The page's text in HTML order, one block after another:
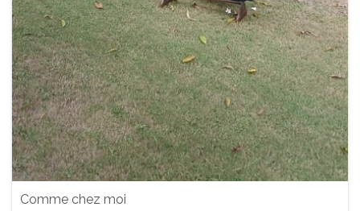
Comme chez moi